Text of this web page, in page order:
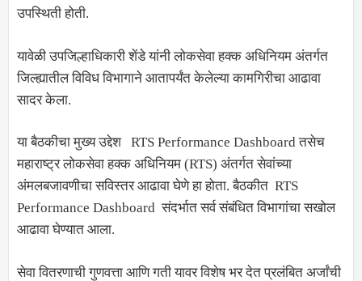
उपस्थिती होती.
यावेळी उपजिल्हाधिकारी शेंडे यांनी लोकसेवा हक्क अधिनियम अंतर्गत
जिल्ह्यातील विविध विभागाने आतापर्यंत केलेल्या कामगिरीचा आढावा
सादर केला.
या बैठकीचा मुख्य उद्देश RTS Performance Dashboard तसेच
महाराष्ट्र लोकसेवा हक्क अधिनियम (RTS) अंतर्गत सेवांच्या
अंमलबजावणीचा सविस्तर आढावा घेणे हा होता. बैठकीत RTS
Performance Dashboard संदर्भात सर्व संबंधित विभागांचा सखोल
आढावा घेण्यात आला.
सेवा वितरणाची गुणवत्ता आणि गती यावर विशेष भर देत प्रलंबित अर्जांची